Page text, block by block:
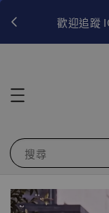
歡迎追蹤
搜尋